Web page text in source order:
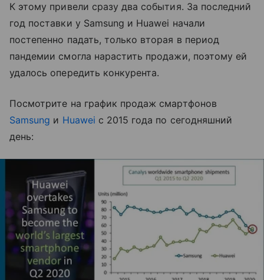
К этому привели сразу два события. За последний
год поставки у Samsung и Huawei начали
постепенно падать, только вторая в период
пандемии смогла нарастить продажи, поэтому ей
удалось опередить конкурента.
Посмотрите на график продаж смартфонов
Samsung и Huawei с 2015 года по сегодняшний
день: